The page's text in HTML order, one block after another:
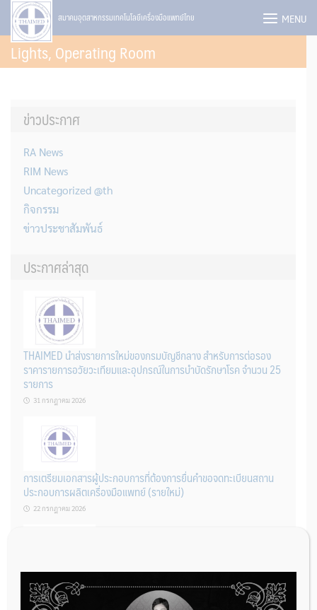
Skip
content
สมาคมอุตสาหกรรมเทคโนโลยีเครื่องมือแพทย์ไทย MENU
Lights, Operating Room
ข่าวประกาศ
RA News
RIM News
Uncategorized @th
กิจกรรม
ข่าวประชาสัมพันธ์
ประกาศล่าสุด
THAIMED นำส่งรายการใหม่ของกรมบัญชีกลาง สำหรับการต่อรอง
ราคารายการอวัยวะเทียมและอุปกรณ์ในการบำบัดรักษาโรค จำนวน 25
รายการ
31 กรกฎาคม 2026
การเตรียมเอกสารผู้ประกอบการที่ต้องการยื่นคำขอจดทะเบียนสถาน
ประกอบการผลิตเครื่องมือแพทย์ (รายใหม่)
22 กรกฎาคม 2026
ผู้ประกอบการผลิต และ นักวิจัย ที่ต้องการขึ้นทะเบียนเครื่องมือแพทย์
ต้องทำอย่างไรบ้าง